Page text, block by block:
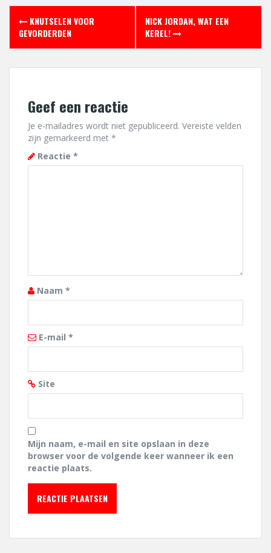
Berichtnavigatie
KNUTSELEN VOOR
GEVORDERDEN
NICK JORDAN, WAT EEN
KEREL!
Geef een reactie
Je e-mailadres wordt niet gepubliceerd. Vereiste velden
zijn gemarkeerd met *
Reactie *
Naam *
E-mail *
Site
Mijn naam, e-mail en site opslaan in deze
browser voor de volgende keer wanneer ik een
reactie plaats.